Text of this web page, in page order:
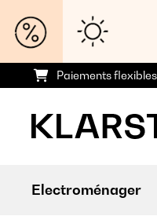
Paiements flexibles
Electroménager